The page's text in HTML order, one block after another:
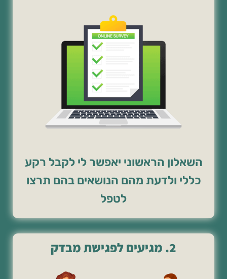
השאלון הראשוני יאפשר לי לקבל רקע
כללי ולדעת מהם הנושאים בהם תרצו
לטפל
2. מגיעים לפגישת מבדק